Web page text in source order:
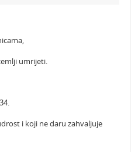
umrijeti.
i koji ne daru zahvaljuje